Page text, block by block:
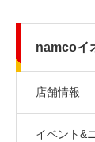
namcoイ
店舗情報
イベント&